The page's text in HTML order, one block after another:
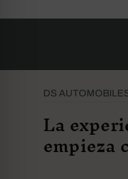
DS
La
empieza